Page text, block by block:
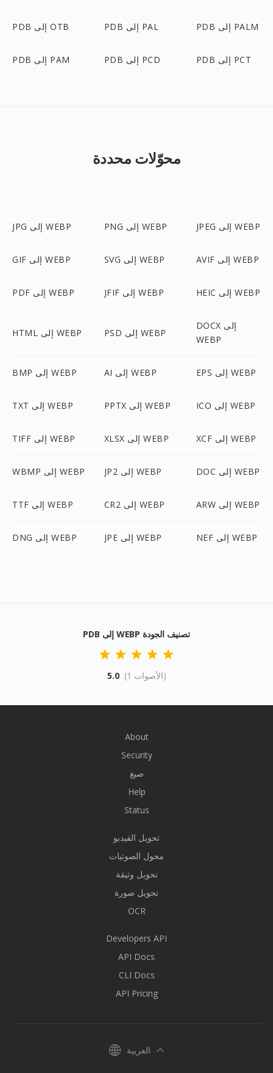
PDB إلى OTB PDB إلى PAL PDB إلى PALM
PDB إلى PAM PDB إلى PCD PDB إلى PCT
محوّلات محددة
JPG إلى WEBP PNG إلى WEBP JPEG إلى WEBP
GIF إلى WEBP SVG إلى WEBP AVIF إلى WEBP
PDF إلى WEBP JFIF إلى WEBP HEIC إلى WEBP
HTML إلى WEBP PSD إلى WEBP
DOCX إلى
WEBP
BMP إلى WEBP AI إلى WEBP EPS إلى WEBP
TXT إلى WEBP PPTX إلى WEBP ICO إلى WEBP
TIFF إلى WEBP XLSX إلى WEBP XCF إلى WEBP
WBMP إلى WEBP JP2 إلى WEBP DOC إلى WEBP
TTF إلى WEBP CR2 إلى WEBP ARW إلى WEBP
DNG إلى WEBP JPE إلى WEBP NEF إلى WEBP
PDB إلى WEBP تصنيف الجودة
5.0 (1 الأصوات)
About
Security
صيغ
Help
Status
تحويل الفيديو
محول الصوتيات
تحويل وثيقة
تحويل صورة
OCR
Developers API
API Docs
CLI Docs
API Pricing
العربية